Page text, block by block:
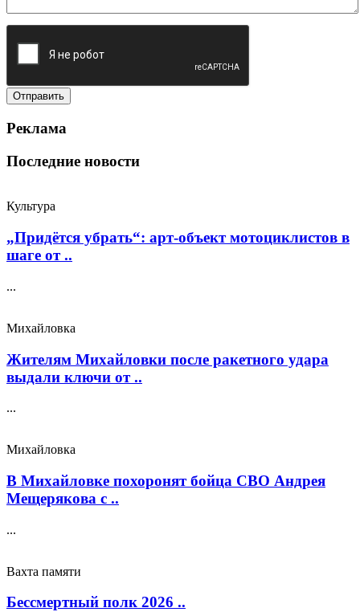
Реклама
Последние новости
Культура
„Придётся убрать“: арт‑объект мотоциклистов в
шаге от ..
...
Михайловка
Жителям Михайловки после ракетного удара
выдали ключи от ..
...
Михайловка
В Михайловке похоронят бойца СВО Андрея
Мещерякова с ..
...
Вахта памяти
Бессмертный полк 2026 ..